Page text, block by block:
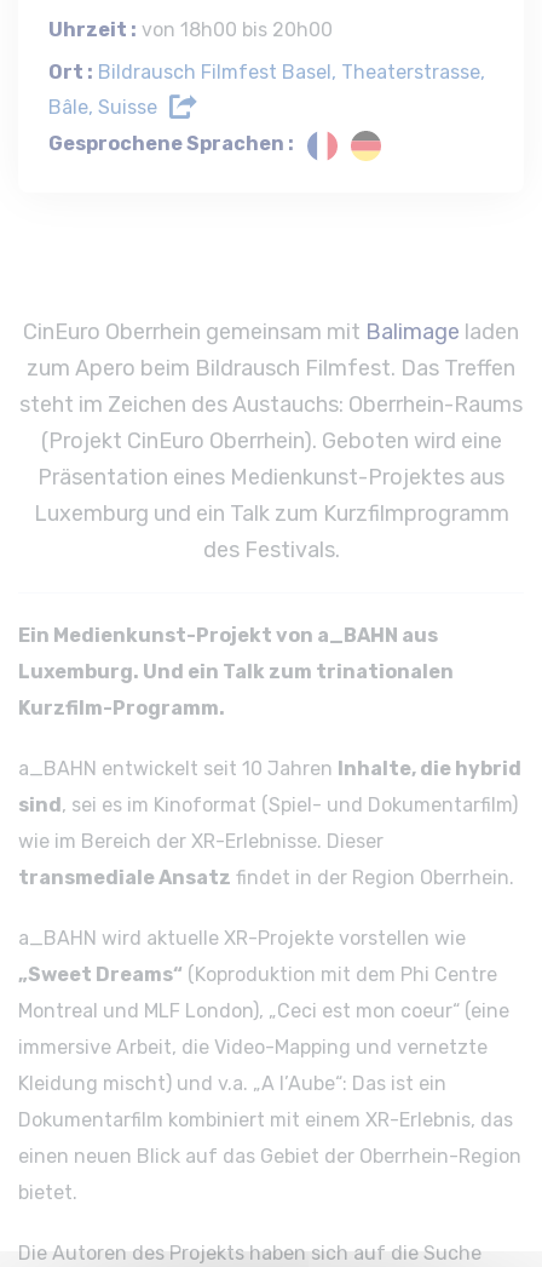
Uhrzeit : von 18h00 bis 20h00
Ort : Bildrausch Filmfest Basel, Theaterstrasse,
Bâle, Suisse
Gesprochene Sprachen :
CinEuro Oberrhein gemeinsam mit Balimage laden
zum Apero beim Bildrausch Filmfest. Das Treffen
steht im Zeichen des Austauchs: Oberrhein-Raums
(Projekt CinEuro Oberrhein). Geboten wird eine
Präsentation eines Medienkunst-Projektes aus
Luxemburg und ein Talk zum Kurzfilmprogramm
des Festivals.
Ein Medienkunst-Projekt von a_BAHN aus
Luxemburg. Und ein Talk zum trinationalen
Kurzfilm-Programm.
a_BAHN entwickelt seit 10 Jahren Inhalte, die hybrid
sind , sei es im Kinoformat (Spiel- und Dokumentarfilm)
wie im Bereich der XR-Erlebnisse. Dieser
transmediale Ansatz findet in der Region Oberrhein.
a_BAHN wird aktuelle XR-Projekte vorstellen wie
„Sweet Dreams“ (Koproduktion mit dem Phi Centre
Montreal und MLF London), „Ceci est mon coeur“ (eine
immersive Arbeit, die Video-Mapping und vernetzte
Kleidung mischt) und v.a. „A l’Aube“: Das ist ein
Dokumentarfilm kombiniert mit einem XR-Erlebnis, das
einen neuen Blick auf das Gebiet der Oberrhein-Region
bietet.
Die Autoren des Projekts haben sich auf die Suche